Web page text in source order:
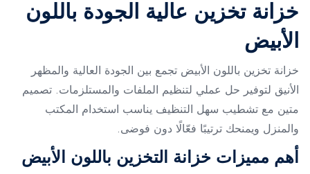
خزانة تخزين عالية الجودة باللون
الأبيض
خزانة تخزين باللون الأبيض تجمع بين الجودة العالية والمظهر
الأنيق لتوفير حل عملي لتنظيم الملفات والمستلزمات. تصميم
متين مع تشطيب سهل التنظيف يناسب استخدام المكتب
والمنزل ويمنحك ترتيبًا فعّالًا دون فوضى.
أهم مميزات خزانة التخزين باللون الأبيض